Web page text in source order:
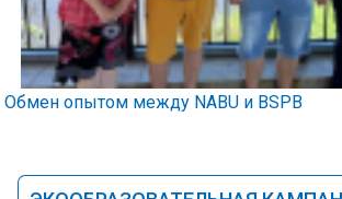
Обмен опытом между NABU и BSPB